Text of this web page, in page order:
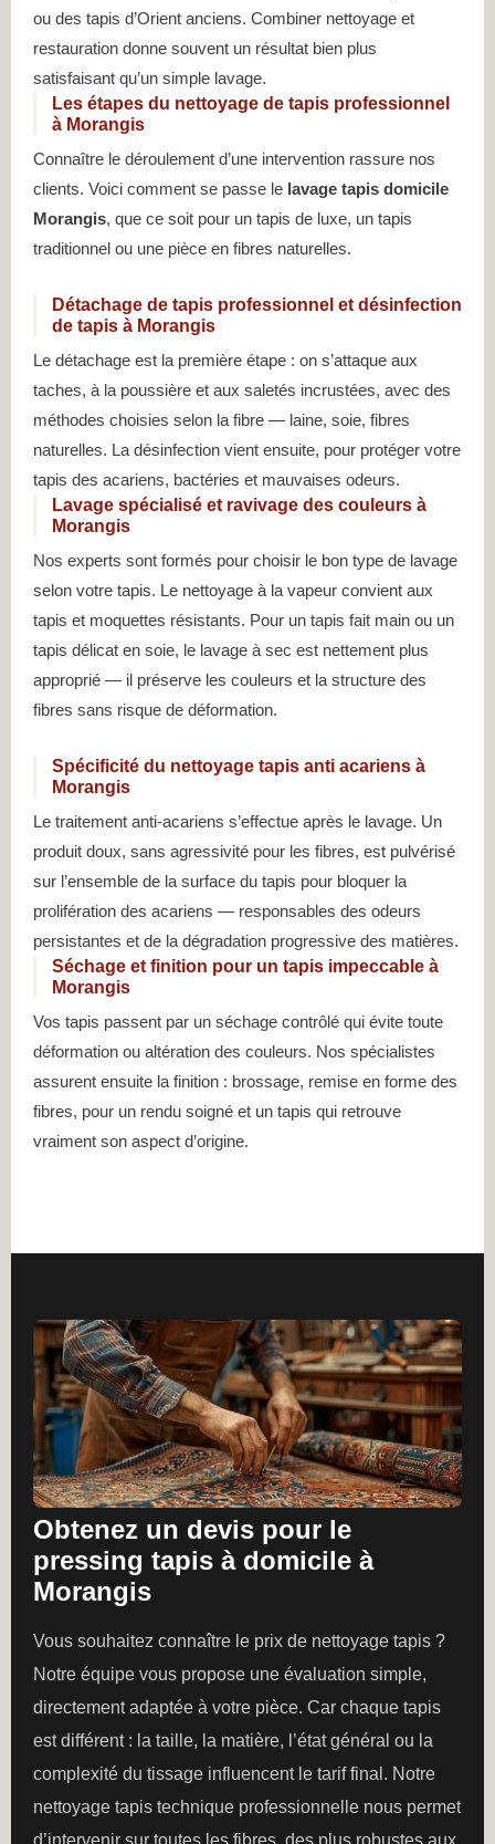
ou des tapis d’Orient anciens. Combiner nettoyage et
restauration donne souvent un résultat bien plus
satisfaisant qu’un simple lavage.
Les étapes du nettoyage de tapis professionnel
à Morangis
Connaître le déroulement d’une intervention rassure nos
clients. Voici comment se passe le lavage tapis domicile
Morangis, que ce soit pour un tapis de luxe, un tapis
traditionnel ou une pièce en fibres naturelles.
Détachage de tapis professionnel et désinfection
de tapis à Morangis
Le détachage est la première étape : on s’attaque aux
taches, à la poussière et aux saletés incrustées, avec des
méthodes choisies selon la fibre — laine, soie, fibres
naturelles. La désinfection vient ensuite, pour protéger votre
tapis des acariens, bactéries et mauvaises odeurs.
Lavage spécialisé et ravivage des couleurs à
Morangis
Nos experts sont formés pour choisir le bon type de lavage
selon votre tapis. Le nettoyage à la vapeur convient aux
tapis et moquettes résistants. Pour un tapis fait main ou un
tapis délicat en soie, le lavage à sec est nettement plus
approprié — il préserve les couleurs et la structure des
fibres sans risque de déformation.
Spécificité du nettoyage tapis anti acariens à
Morangis
Le traitement anti-acariens s’effectue après le lavage. Un
produit doux, sans agressivité pour les fibres, est pulvérisé
sur l’ensemble de la surface du tapis pour bloquer la
prolifération des acariens — responsables des odeurs
persistantes et de la dégradation progressive des matières.
Séchage et finition pour un tapis impeccable à
Morangis
Vos tapis passent par un séchage contrôlé qui évite toute
déformation ou altération des couleurs. Nos spécialistes
assurent ensuite la finition : brossage, remise en forme des
fibres, pour un rendu soigné et un tapis qui retrouve
vraiment son aspect d’origine.
Obtenez un devis pour le
pressing tapis à domicile à
Morangis
Vous souhaitez connaître le prix de nettoyage tapis ?
Notre équipe vous propose une évaluation simple,
directement adaptée à votre pièce. Car chaque tapis
est différent : la taille, la matière, l’état général ou la
complexité du tissage influencent le tarif final. Notre
nettoyage tapis technique professionnelle nous permet
d’intervenir sur toutes les fibres, des plus robustes aux